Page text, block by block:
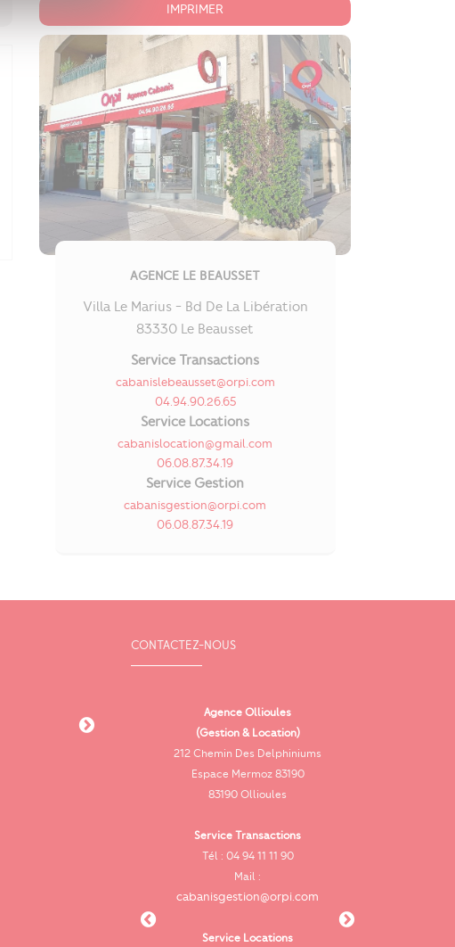
IMPRIMER
AGENCE LE BEAUSSET
Villa Le Marius - Bd De La Libération
83330 Le Beausset
Service Transactions
cabanislebeausset@orpi.com
04.94.90.26.65
Service Locations
cabanislocation@gmail.com
06.08.87.34.19
Service Gestion
cabanisgestion@orpi.com
06.08.87.34.19
CONTACTEZ-NOUS
21 Rue De La République
Agence Ollioules
(Gestion & Location)
212 Chemin Des Delphiniums
Espace Mermoz 83190
83190 Ollioules
Service Transactions
Tél : 04 94 11 11 90
Mail :
cabanisgestion@orpi.com
Service Locations